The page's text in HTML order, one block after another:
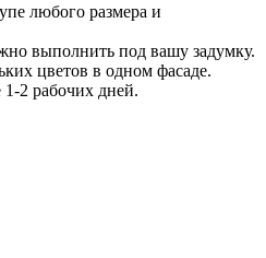
любого размера и
выполнить под вашу задумку.
цветов в одном фасаде.
1-2 рабочих дней.